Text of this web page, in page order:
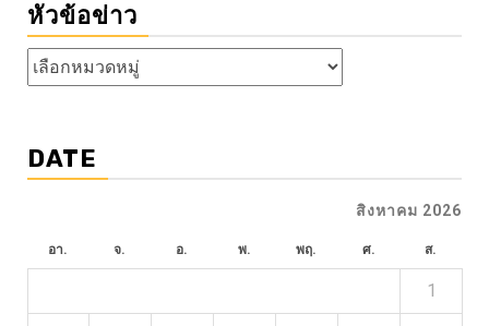
หัวข้อข่าว
หัวข้อ
ข่าว
DATE
สิงหาคม 2026
อา. จ. อ. พ. พฤ. ศ. ส.
1